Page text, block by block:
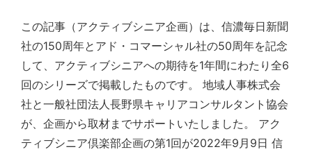
この記事（アクティブシニア企画）は、信濃毎日新聞
社の150周年とアド・コマーシャル社の50周年を記念
して、アクティブシニアへの期待を1年間にわたり全6
回のシリーズで掲載したものです。 地域人事株式会
社と一般社団法人長野県キャリアコンサルタント協会
が、企画から取材までサポートいたしました。 アク
ティブシニア倶楽部企画の第1回が2022年9月9日 信